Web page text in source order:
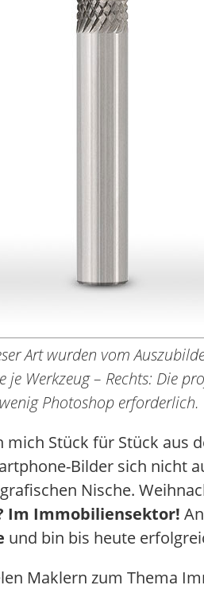
Art wurden vom
Werkzeug – Rechts: Die
Photoshop erforderlich.
Stück für Stück aus
Bilder sich nicht
Nische.
Im Immobiliensektor!
und bin bis heute
Maklern zum Thema